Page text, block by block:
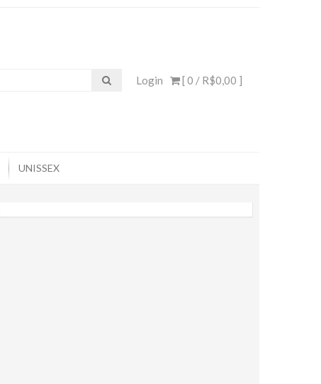
[ 0 / R$0,00 ]
Login
UNISSEX